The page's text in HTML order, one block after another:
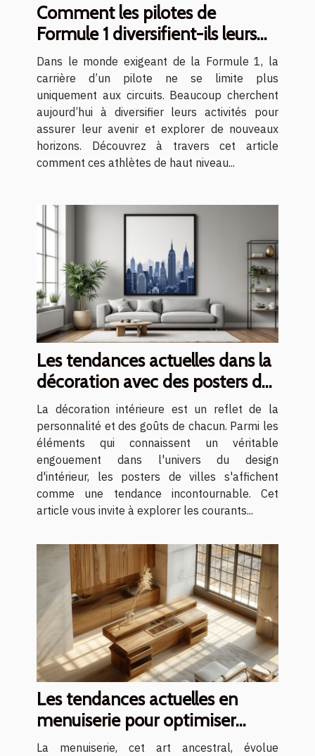
Comment les pilotes de
Formule 1 diversifient-ils leurs
carrières ?
Dans le monde exigeant de la Formule 1, la
carrière d’un pilote ne se limite plus
uniquement aux circuits. Beaucoup cherchent
aujourd’hui à diversifier leurs activités pour
assurer leur avenir et explorer de nouveaux
horizons. Découvrez à travers cet article
comment ces athlètes de haut niveau...
Les tendances actuelles dans la
décoration avec des posters de
villes
La décoration intérieure est un reflet de la
personnalité et des goûts de chacun. Parmi les
éléments qui connaissent un véritable
engouement dans l'univers du design
d'intérieur, les posters de villes s'affichent
comme une tendance incontournable. Cet
article vous invite à explorer les courants...
Les tendances actuelles en
menuiserie pour optimiser
votre espace
La menuiserie, cet art ancestral, évolue